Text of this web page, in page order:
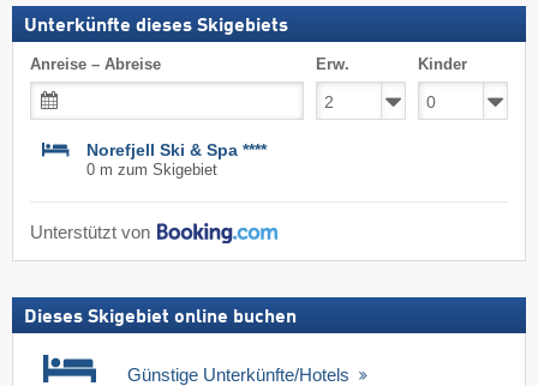
Unterkünfte dieses Skigebiets
Anreise – Abreise Erw. Kinder
Norefjell Ski & Spa ****
0 m zum Skigebiet
Unterstützt von
Dieses Skigebiet online buchen
Günstige Unterkünfte/Hotels